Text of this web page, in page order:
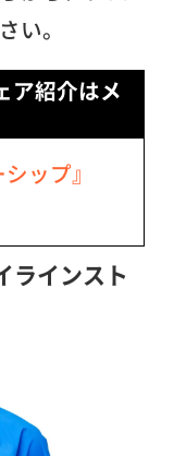
い。
ア紹介はメ
ップ』
ラインスト